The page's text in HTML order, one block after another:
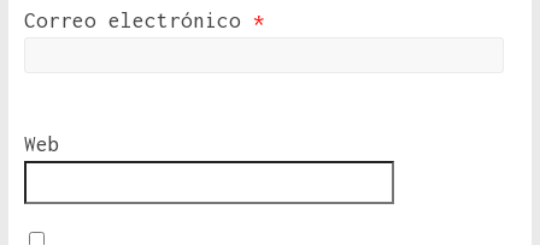
Correo electrónico *
Web